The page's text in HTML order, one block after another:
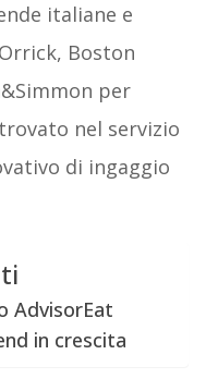
italiane e
Boston
per
nel servizio
di ingaggio
AdvisorEat
in crescita